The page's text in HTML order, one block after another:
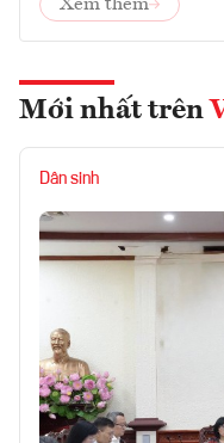
Xem thêm
Mới nhất trên
Dân sinh